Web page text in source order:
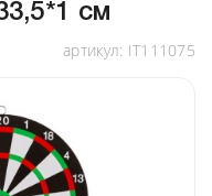
см
артикул: IT111075